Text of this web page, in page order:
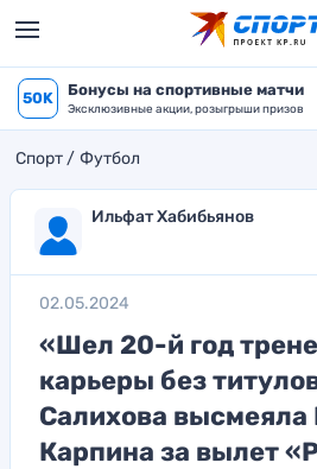
50K Бонусы на спортивные матчи
Эксклюзивные акции, розыгрыши призов
Спорт Футбол
Ильфат Хабибьянов
02.05.2024
«Шел 20-й год
карьеры без
Салихова высмеяла
Карпина за вылет